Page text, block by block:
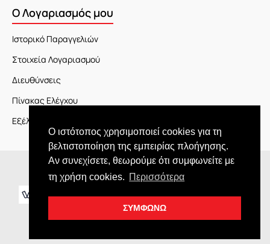
Ο ιστότοπος χρησιμοποιεί cookies για τη
βελτιστοποίηση της εμπειρίας πλοήγησης.
Αν συνεχίσετε, θεωρούμε ότι συμφωνείτε με
τη χρήση cookies. Περισσότερα
ΣΥΜΦΩΝΩ
Ο Λογαριασμός μου
Ιστορικό Παραγγελιών
Στοιχεία Λογαριασμού
Διευθύνσεις
Πίνακας Ελέγχου
Εξέλιξη Παραγγελίας